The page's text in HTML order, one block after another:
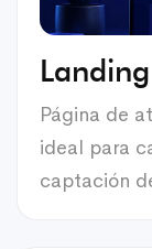
Página de
ideal para
captación